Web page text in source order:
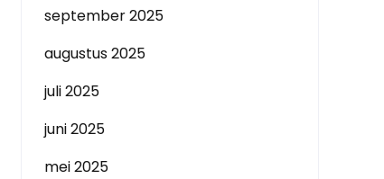
september 2025
augustus 2025
juli 2025
juni 2025
mei 2025